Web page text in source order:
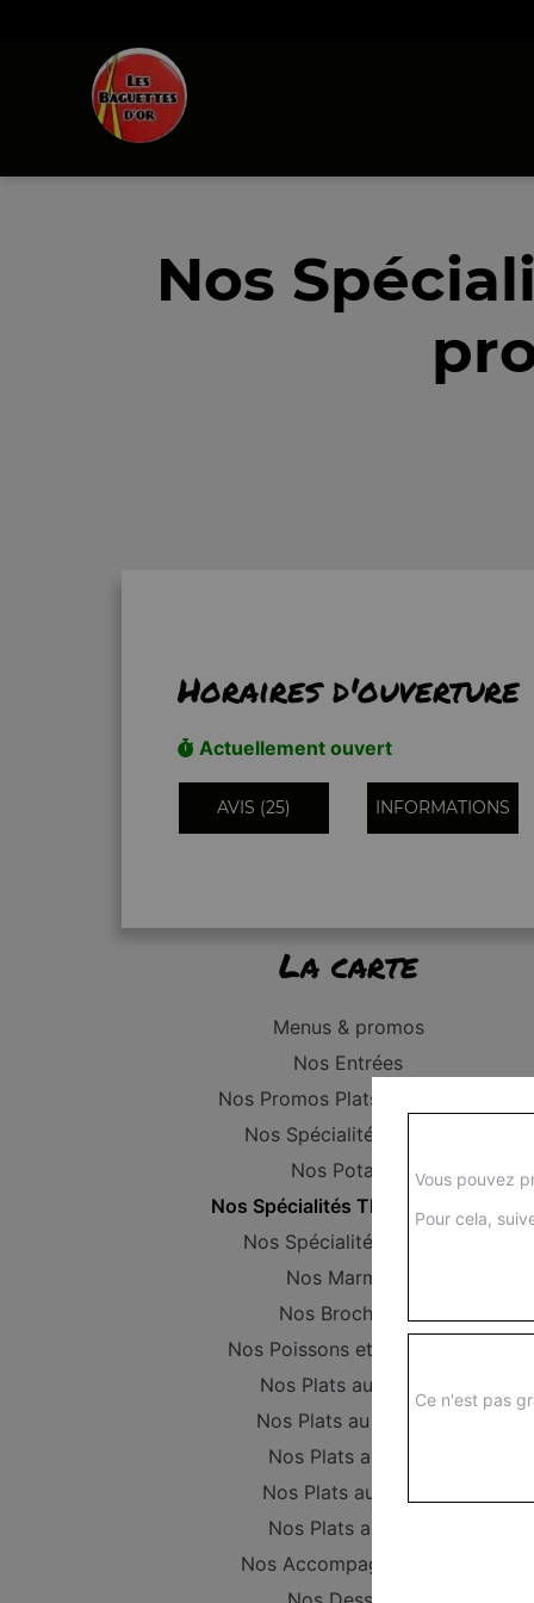
Nos
Horaires d'ouverture
Actuellement ouvert
AVIS (25) INFORMATIONS
La carte
Menus & promos
Nos Entrées
Nos Promos Plats Composer
Nos Spécialités vapeur
Nos Potages
Nos Spécialités Thaïlandaises
Nos Spécialités Maison
Nos Marmites
Nos Brochettes
Nos Poissons et Crustacés
Nos Plats au Poulet
Nos Plats au Canard
Nos Plats au Porc
Nos Plats au Boeuf
Nos Plats au Tofu
Nos Accompagnements
Vous pouvez
Pour cela,
Ce n'est pas